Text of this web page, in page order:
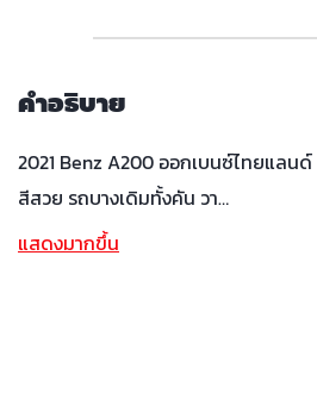
คำอธิบาย
2021 Benz A200 ออกเบนซ์ไทยแลนด์
สีสวย รถบางเดิมทั้งคัน วา…
แสดงมากขึ้น